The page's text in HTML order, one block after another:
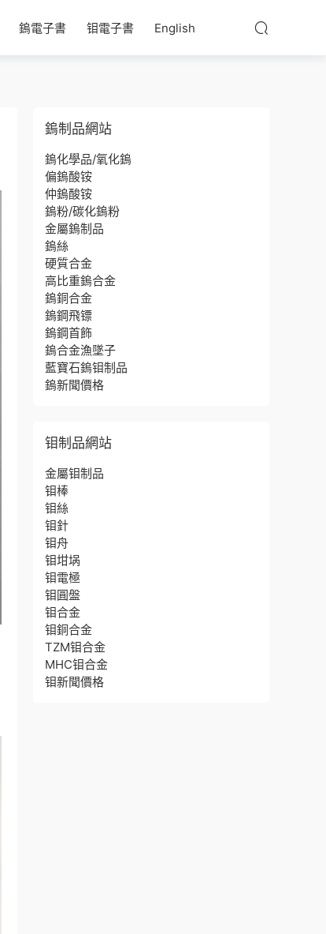
鎢電子書 钼電子書 English
鎢制品網站
鎢化學品/氧化鎢
偏鎢酸铵
仲鎢酸铵
鎢粉/碳化鎢粉
金屬鎢制品
鎢絲
硬質合金
高比重鎢合金
鎢銅合金
鎢鋼飛镖
鎢鋼首飾
鎢合金漁墜子
藍寶石鎢钼制品
鎢新聞價格
钼制品網站
金屬钼制品
钼棒
钼絲
钼針
钼舟
钼坩埚
钼電極
钼圓盤
钼合金
钼銅合金
TZM钼合金
MHC钼合金
钼新聞價格